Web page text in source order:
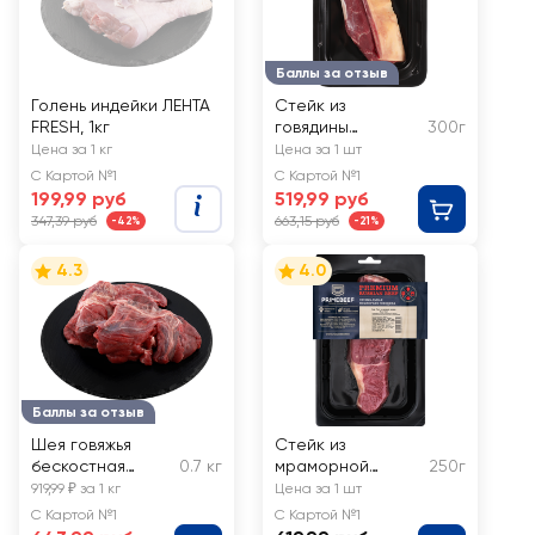
Голень индейки ЛЕНТА
FRESH, 1кг
Цена за 1 кг
С Картой №1
199,99 руб
347,39 руб -42%
Баллы за отзыв
Стейк из
говядины
PREMIUM CLUB
Пиканья
300г
Цена за 1 шт
С Картой №1
519,99 руб
663,15 руб -21%
Баллы за отзыв
4.3
Шея говяжья
бескостная
ЛЕНТА FRESH
0.7 кг
919,99 ₽ за 1 кг
С Картой №1
4.0
Стейк из
мраморной
говядины
PRIMEBEEF Рамп
250г
Цена за 1 шт
С Картой №1